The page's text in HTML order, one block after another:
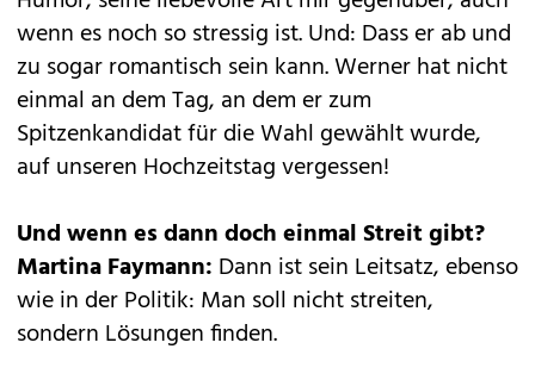
wenn es noch so stressig ist. Und: Dass er ab und
zu sogar romantisch sein kann. Werner hat nicht
einmal an dem Tag, an dem er zum
Spitzenkandidat für die Wahl gewählt wurde,
auf unseren Hochzeitstag vergessen!
Und wenn es dann doch einmal Streit gibt?
Martina Faymann: Dann ist sein Leitsatz, ebenso
wie in der Politik: Man soll nicht streiten,
sondern Lösungen finden.